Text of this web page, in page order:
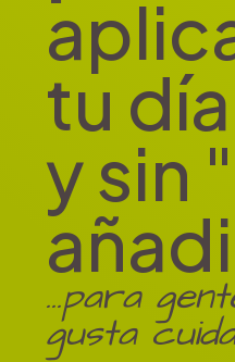
tu
y sin
...para
gusta